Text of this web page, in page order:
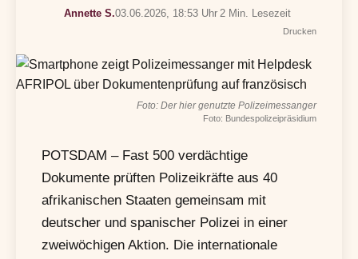
Annette S.03.06.2026, 18:53 Uhr 2 Min. Lesezeit
Drucken
Foto: Der hier genutzte Polizeimessanger
Foto: Bundespolizeipräsidium
POTSDAM – Fast 500 verdächtige
Dokumente prüften Polizeikräfte aus 40
afrikanischen Staaten gemeinsam mit
deutscher und spanischer Polizei in einer
zweiwöchigen Aktion. Die internationale